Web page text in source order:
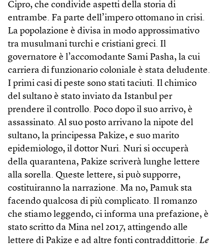
Cipro, che condivide aspetti della storia di
entrambe. Fa parte dell’impero ottomano in crisi.
La popolazione è divisa in modo approssimativo
tra musulmani turchi e cristiani greci. Il
governatore è l’accomodante Sami Pasha, la cui
carriera di funzionario coloniale è stata deludente.
I primi casi di peste sono stati taciuti. Il chimico
del sultano è stato inviato da Istanbul per
prendere il controllo. Poco dopo il suo arrivo, è
assassinato. Al suo posto arrivano la nipote del
sultano, la principessa Pakize, e suo marito
epidemiologo, il dottor Nuri. Nuri si occuperà
della quarantena, Pakize scriverà lunghe lettere
alla sorella. Queste lettere, si può supporre,
costituiranno la narrazione. Ma no, Pamuk sta
facendo qualcosa di più complicato. Il romanzo
che stiamo leggendo, ci informa una prefazione, è
stato scritto da Mina nel 2017, attingendo alle
lettere di Pakize e ad altre fonti contraddittorie. Le